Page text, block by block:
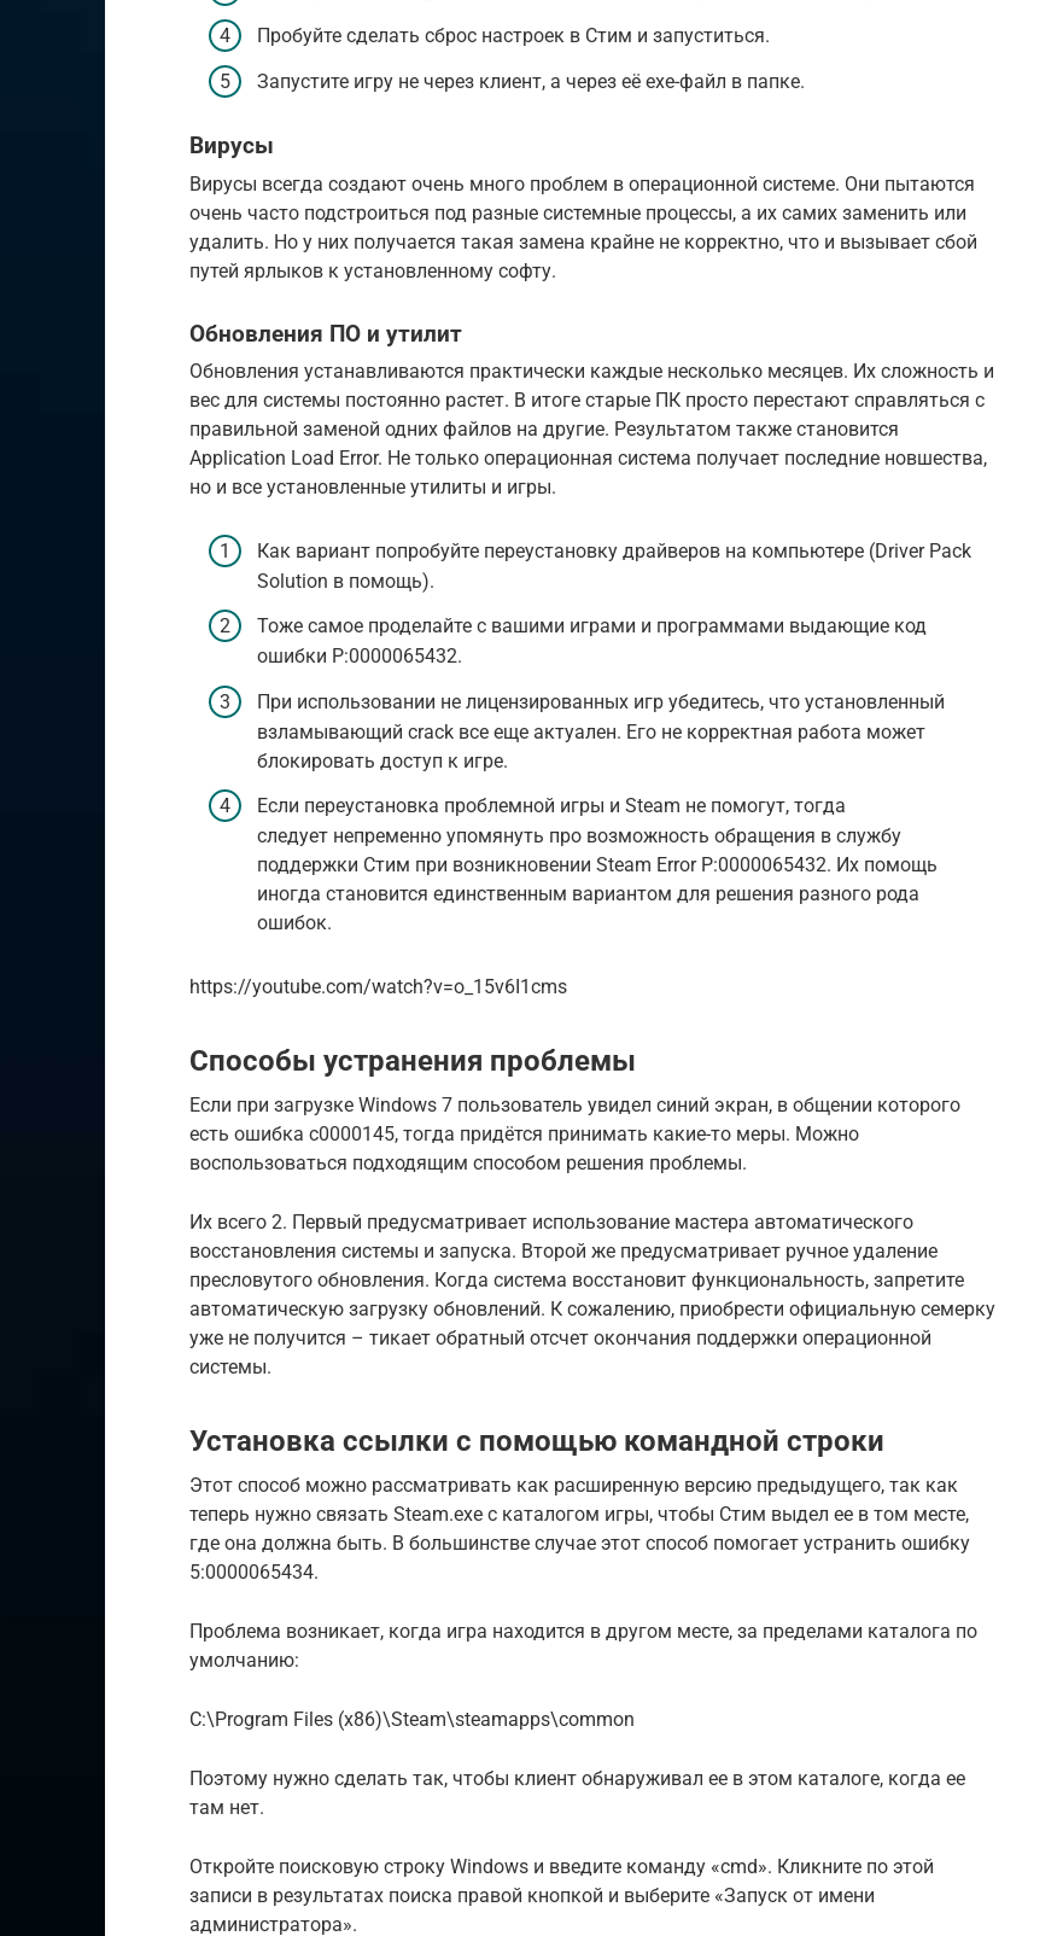
Пробуйте сделать сброс настроек в Стим и запуститься.
Запустите игру не через клиент, а через её exe-файл в папке.
Вирусы
Вирусы всегда создают очень много проблем в операционной системе. Они пытаются
очень часто подстроиться под разные системные процессы, а их самих заменить или
удалить. Но у них получается такая замена крайне не корректно, что и вызывает сбой
путей ярлыков к установленному софту.
Обновления ПО и утилит
Обновления устанавливаются практически каждые несколько месяцев. Их сложность и
вес для системы постоянно растет. В итоге старые ПК просто перестают справляться с
правильной заменой одних файлов на другие. Результатом также становится
Application Load Error. Не только операционная система получает последние новшества,
но и все установленные утилиты и игры.
Как вариант попробуйте переустановку драйверов на компьютере (Driver Pack
Solution в помощь).
Тоже самое проделайте с вашими играми и программами выдающие код
ошибки P:0000065432.
При использовании не лицензированных игр убедитесь, что установленный
взламывающий crack все еще актуален. Его не корректная работа может
блокировать доступ к игре.
Если переустановка проблемной игры и Steam не помогут, тогда
следует непременно упомянуть про возможность обращения в службу
поддержки Стим при возникновении Steam Error P:0000065432. Их помощь
иногда становится единственным вариантом для решения разного рода
ошибок.
https://youtube.com/watch?v=o_15v6I1cms
Способы устранения проблемы
Если при загрузке Windows 7 пользователь увидел синий экран, в общении которого
есть ошибка c0000145, тогда придётся принимать какие-то меры. Можно
воспользоваться подходящим способом решения проблемы.
Их всего 2. Первый предусматривает использование мастера автоматического
восстановления системы и запуска. Второй же предусматривает ручное удаление
пресловутого обновления. Когда система восстановит функциональность, запретите
автоматическую загрузку обновлений. К сожалению, приобрести официальную семерку
уже не получится – тикает обратный отсчет окончания поддержки операционной
системы.
Установка ссылки с помощью командной строки
Этот способ можно рассматривать как расширенную версию предыдущего, так как
теперь нужно связать Steam.exe с каталогом игры, чтобы Стим выдел ее в том месте,
где она должна быть. В большинстве случае этот способ помогает устранить ошибку
5:0000065434.
Проблема возникает, когда игра находится в другом месте, за пределами каталога по
умолчанию:
C:\Program Files (x86)\Steam\steamapps\common
Поэтому нужно сделать так, чтобы клиент обнаруживал ее в этом каталоге, когда ее
там нет.
Откройте поисковую строку Windows и введите команду «cmd». Кликните по этой
записи в результатах поиска правой кнопкой и выберите «Запуск от имени
администратора».